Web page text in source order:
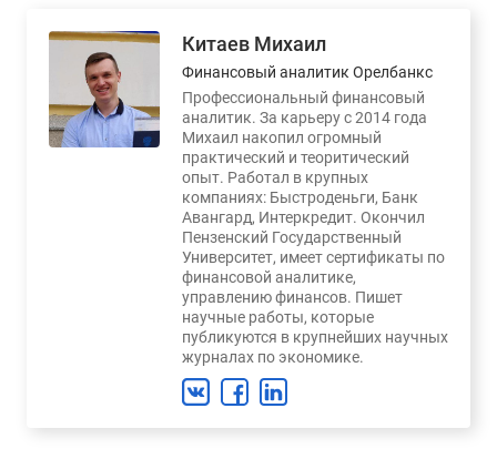
Китаев Михаил
Финансовый аналитик Орелбанкс
Профессиональный финансовый
аналитик. За карьеру с 2014 года
Михаил накопил огромный
практический и теоритический
опыт. Работал в крупных
компаниях: Быстроденьги, Банк
Авангард, Интеркредит. Окончил
Пензенский Государственный
Университет, имеет сертификаты по
финансовой аналитике,
управлению финансов. Пишет
научные работы, которые
публикуются в крупнейших научных
журналах по экономике.